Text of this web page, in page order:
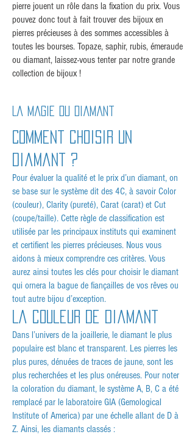
pierre jouent un rôle dans la fixation du prix. Vous
pouvez donc tout à fait trouver des bijoux en
pierres précieuses à des sommes accessibles à
toutes les bourses. Topaze, saphir, rubis, émeraude
ou diamant, laissez-vous tenter par notre grande
collection de bijoux !
La magie du diamant
Comment choisir un
diamant ?
Pour évaluer la qualité et le prix d’un diamant, on
se base sur le système dit des 4C, à savoir Color
(couleur), Clarity (pureté), Carat (carat) et Cut
(coupe/taille). Cette règle de classification est
utilisée par les principaux instituts qui examinent
et certifient les pierres précieuses. Nous vous
aidons à mieux comprendre ces critères. Vous
aurez ainsi toutes les clés pour choisir le diamant
qui ornera la bague de fiançailles de vos rêves ou
tout autre bijou d’exception.
La couleur de diamant
Dans l’univers de la joaillerie, le diamant le plus
populaire est blanc et transparent. Les pierres les
plus pures, dénuées de traces de jaune, sont les
plus recherchées et les plus onéreuses. Pour noter
la coloration du diamant, le système A, B, C a été
remplacé par le laboratoire GIA (Gemological
Institute of America) par une échelle allant de D à
Z. Ainsi, les diamants classés :